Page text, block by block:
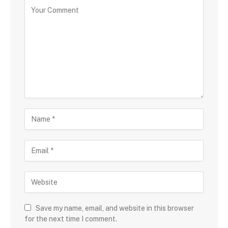
Save my name, email, and website in this browser
for the next time I comment.